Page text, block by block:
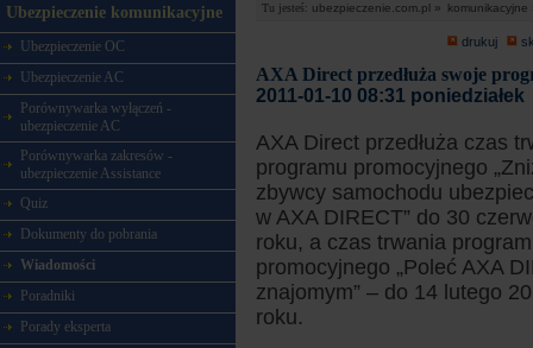
Ubezpieczenie komunikacyjne
Ubezpieczenie OC
Ubezpieczenie AC
Porównywarka wyłączeń -
ubezpieczenie AC
Porównywarka zakresów -
ubezpieczenie Assistance
Quiz
Dokumenty do pobrania
Wiadomości
Poradniki
Porady eksperta
Tu jesteś: ubezpieczenie.com.pl » komunikacyjne
drukuj
AXA Direct przedłuża swoje
2011-01-10 08:31 poniedziałek
AXA Direct przedłuża czas
programu promocyjnego
zbywcy samochodu
w AXA DIRECT” do 30
roku, a czas trwania
promocyjnego „Poleć AXA
znajomym” – do 14 lutego
roku.